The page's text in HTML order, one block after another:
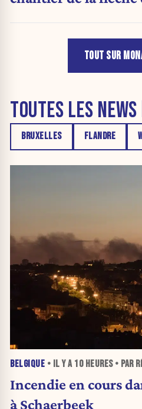
TOUT SUR
TOUTES LES NEWS
BRUXELLES FLANDRE
BELGIQUE • IL Y A 10 HEURES• PAR
Incendie en cours
à Schaerbeek